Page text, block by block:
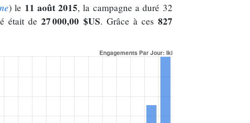
) le 11 août 2015, la campagne a duré 32
était de27 000,00 $US. Grâce à ces 827